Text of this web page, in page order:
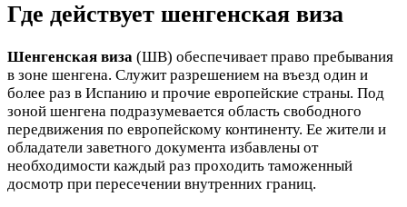
Где действует шенгенская виза
Шенгенская виза (ШВ) обеспечивает право пребывания
в зоне шенгена. Служит разрешением на въезд один и
более раз в Испанию и прочие европейские страны. Под
зоной шенгена подразумевается область свободного
передвижения по европейскому континенту. Ее жители и
обладатели заветного документа избавлены от
необходимости каждый раз проходить таможенный
досмотр при пересечении внутренних границ.